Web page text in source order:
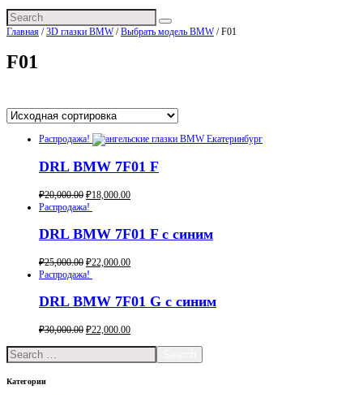
Главная /3D глазки BMW/Выбрать модель BMW/ F01
F01
Распродажа!
DRL BMW 7F01 F
₽20,000.00 ₽18,000.00
Распродажа!
DRL BMW 7F01 F с синим
₽25,000.00 ₽22,000.00
Распродажа!
DRL BMW 7F01 G с синим
₽30,000.00 ₽22,000.00
Категории